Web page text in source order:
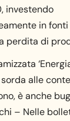
investendo
in
perdita di
alle
è anche
– Nelle